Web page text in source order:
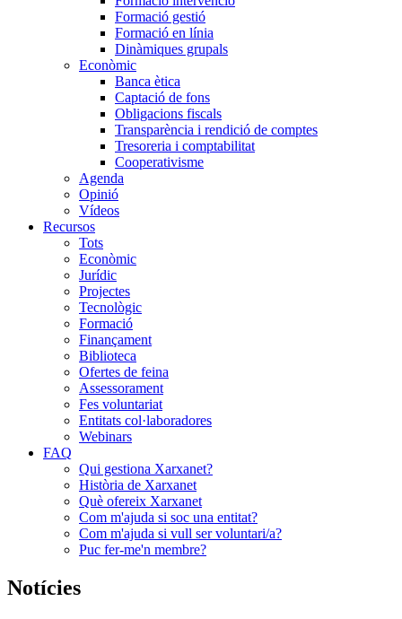
Formació gestió
Formació en línia
Dinàmiques grupals
Econòmic
Banca ètica
Captació de fons
Obligacions fiscals
Transparència i rendició de comptes
Tresoreria i comptabilitat
Cooperativisme
Agenda
Opinió
Vídeos
Recursos
Tots
Econòmic
Jurídic
Projectes
Tecnològic
Formació
Finançament
Biblioteca
Ofertes de feina
Assessorament
Fes voluntariat
Entitats col·laboradores
Webinars
FAQ
Qui gestiona Xarxanet?
Història de Xarxanet
Què ofereix Xarxanet
Com m'ajuda si soc una entitat?
Com m'ajuda si vull ser voluntari/a?
Puc fer-me'n membre?
Notícies